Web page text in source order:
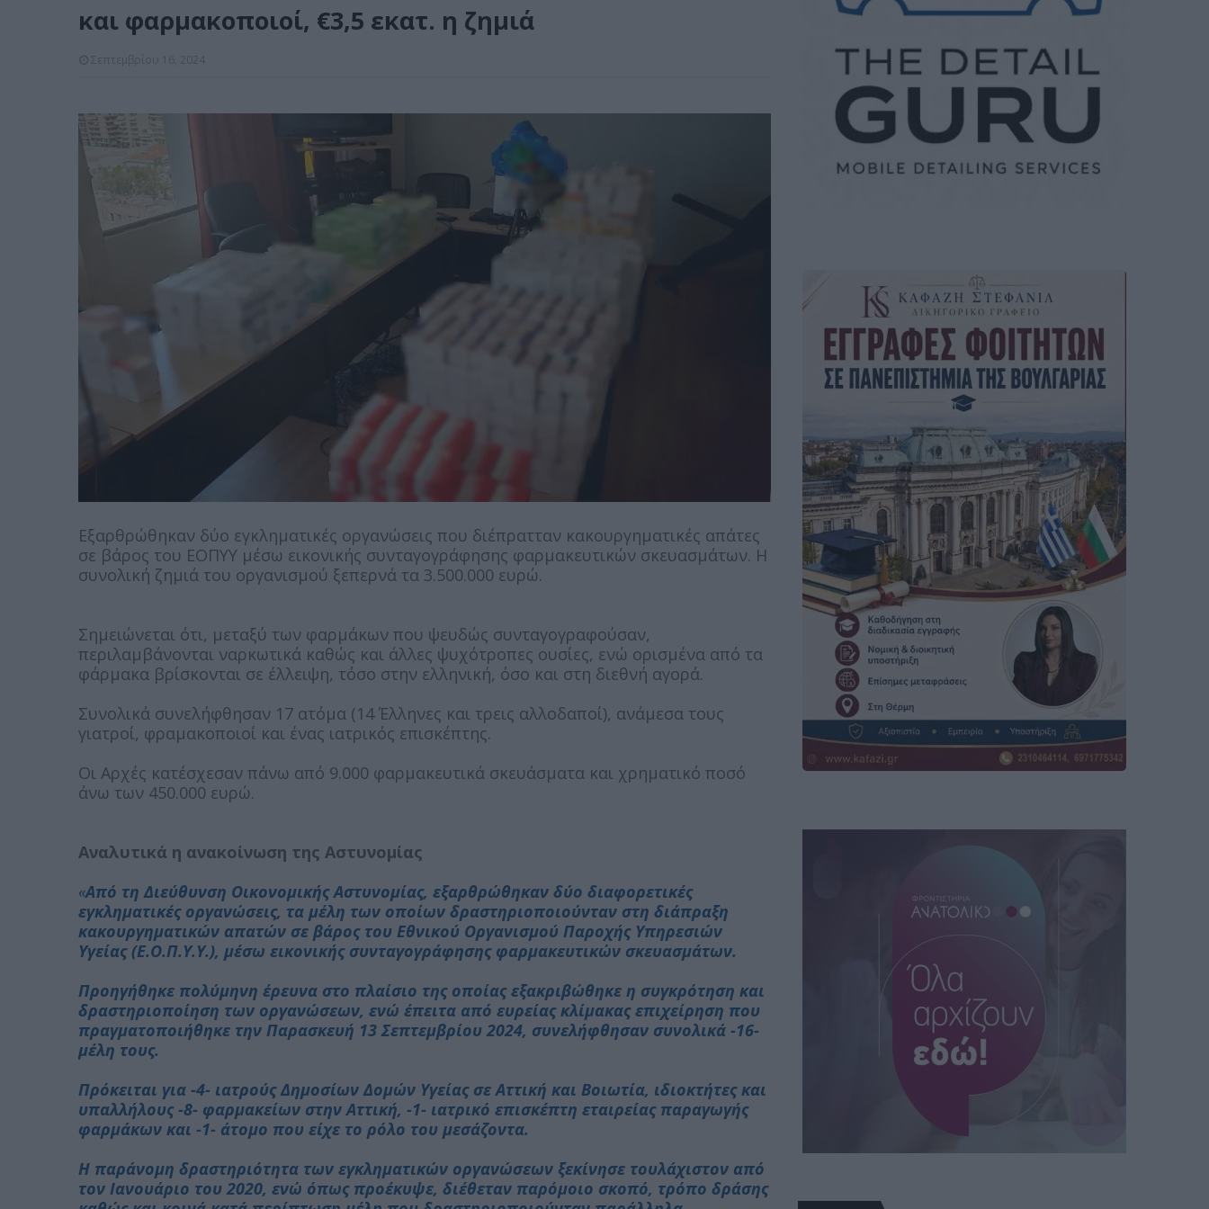
και φαρμακοποιοί, €3,5 εκατ. η ζημιά
Εξαρθρώθηκαν δύο εγκληματικές οργανώσεις που διέπρατταν κακουργηματικές απάτες
σε βάρος του ΕΟΠΥΥ μέσω εικονικής συνταγογράφησης φαρμακευτικών σκευασμάτων. Η
συνολική ζημιά του οργανισμού ξεπερνά τα 3.500.000 ευρώ.
Σημειώνεται ότι, μεταξύ των φαρμάκων που ψευδώς συνταγογραφούσαν,
περιλαμβάνονται ναρκωτικά καθώς και άλλες ψυχότροπες ουσίες, ενώ ορισμένα από τα
φάρμακα βρίσκονται σε έλλειψη, τόσο στην ελληνική, όσο και στη διεθνή αγορά.
Συνολικά συνελήφθησαν 17 ατόμα (14 Έλληνες και τρεις αλλοδαποί), ανάμεσα τους
γιατροί, φραμακοποιοί και ένας ιατρικός επισκέπτης.
Οι Αρχές κατέσχεσαν πάνω από 9.000 φαρμακευτικά σκευάσματα και χρηματικό ποσό
άνω των 450.000 ευρώ.
Αναλυτικά η ανακοίνωση της Αστυνομίας
«Από τη Διεύθυνση Οικονομικής Αστυνομίας, εξαρθρώθηκαν δύο διαφορετικές
εγκληματικές οργανώσεις, τα μέλη των οποίων δραστηριοποιούνταν στη διάπραξη
κακουργηματικών απατών σε βάρος του Εθνικού Οργανισμού Παροχής Υπηρεσιών
Υγείας (Ε.Ο.Π.Υ.Υ.), μέσω εικονικής συνταγογράφησης φαρμακευτικών σκευασμάτων.
Προηγήθηκε πολύμηνη έρευνα στο πλαίσιο της οποίας εξακριβώθηκε η συγκρότηση και
δραστηριοποίηση των οργανώσεων, ενώ έπειτα από ευρείας κλίμακας επιχείρηση που
πραγματοποιήθηκε την Παρασκευή 13 Σεπτεμβρίου 2024, συνελήφθησαν συνολικά -16-
μέλη τους.
Πρόκειται για -4- ιατρούς Δημοσίων Δομών Υγείας σε Αττική και Βοιωτία, ιδιοκτήτες και
υπαλλήλους -8- φαρμακείων στην Αττική, -1- ιατρικό επισκέπτη εταιρείας παραγωγής
φαρμάκων και -1- άτομο που είχε το ρόλο του μεσάζοντα.
Η παράνομη δραστηριότητα των εγκληματικών οργανώσεων ξεκίνησε τουλάχιστον από
τον Ιανουάριο του 2020, ενώ όπως προέκυψε, διέθεταν παρόμοιο σκοπό, τρόπο δράσης